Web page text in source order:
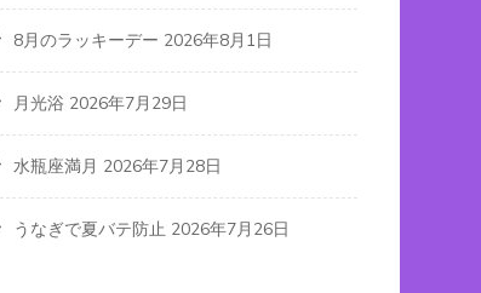
8月のラッキーデー 2026年8月1日
月光浴 2026年7月29日
水瓶座満月 2026年7月28日
うなぎで夏バテ防止 2026年7月26日